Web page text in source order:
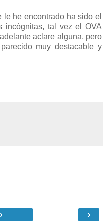
he encontrado ha sido el
incógnitas, tal vez el OVA
aclare alguna, pero
muy destacable y
›